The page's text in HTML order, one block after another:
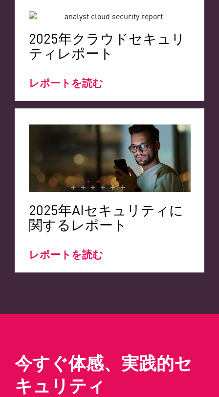
2025年クラウドセキュリ
ティレポート
レポートを読む
2025年AIセキュリティに
関するレポート
レポートを読む
今すぐ体感、実践的セ
キュリティ